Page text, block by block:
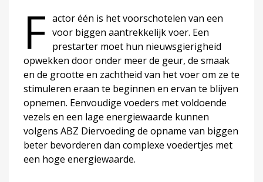
F actor één is het voorschotelen van een
voor biggen aantrekkelijk voer. Een
prestarter moet hun nieuwsgierigheid
opwekken door onder meer de geur, de smaak
en de grootte en zachtheid van het voer om ze te
stimuleren eraan te beginnen en ervan te blijven
opnemen. Eenvoudige voeders met voldoende
vezels en een lage energiewaarde kunnen
volgens ABZ Diervoeding de opname van biggen
beter bevorderen dan complexe voedertjes met
een hoge energiewaarde.